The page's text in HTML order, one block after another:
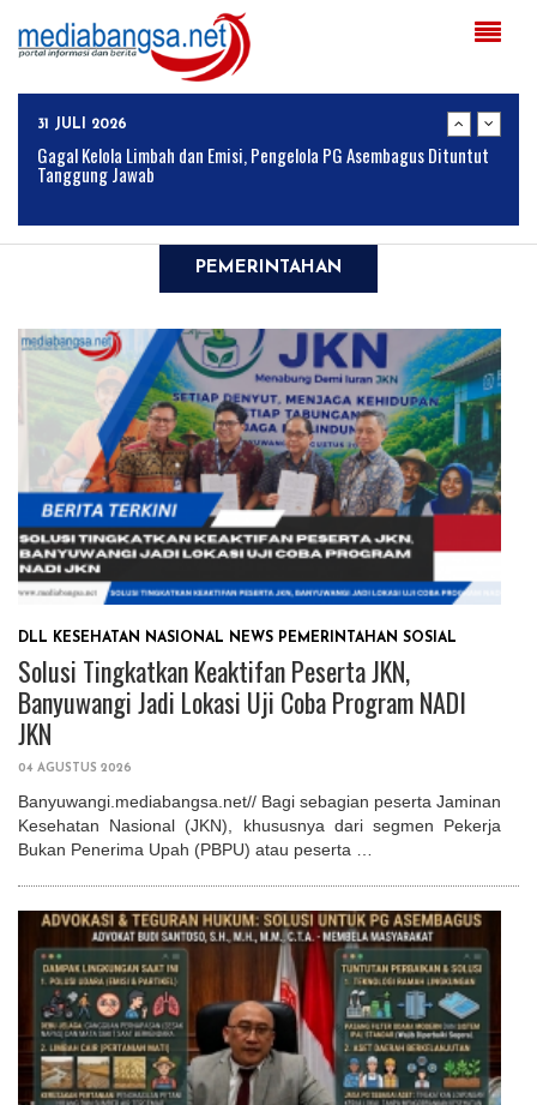
04 AGUSTUS 2026
Solusi Tingkatkan Keaktifan Peserta JKN, Banyuwangi Jadi Lokasi
Uji Coba Program NADI JKN
31 JULI 2026
Gagal Kelola Limbah dan Emisi, Pengelola PG Asembagus Dituntut
Tanggung Jawab
Lahan SAE Paswangi Kembali Memasuki Masa Panen Padi, Proyeksi
Hasil Capai 2,4 Ton Gabah
Armed Jember, Ormas MADAS, dan Media Online Jejak-Indonesia.id
Perkuat Sinergitas Lewat Ngopi Bareng di Patrang
24 JULI 2026
BULOG Perkuat Sinergi Bersama Komisi IV DPR RI untuk
Mendukung Ketahanan Pangan Nasional
04 AGUSTUS 2026
Solusi Tingkatkan Keaktifan Peserta JKN, Banyuwangi Jadi Lokasi
Uji Coba Program NADI JKN
PEMERINTAHAN
DLL KESEHATAN NASIONAL NEWS PEMERINTAHAN SOSIAL
Solusi Tingkatkan Keaktifan Peserta JKN,
Banyuwangi Jadi Lokasi Uji Coba Program NADI
JKN
04 AGUSTUS 2026
Banyuwangi.mediabangsa.net// Bagi sebagian peserta Jaminan
Kesehatan Nasional (JKN), khususnya dari segmen Pekerja
Bukan Penerima Upah (PBPU) atau peserta …